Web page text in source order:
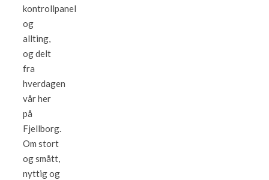
kontrollpanel
og
allting,
og delt
fra
hverdagen
vår her
på
Fjellborg.
Om stort
og smått,
nyttig og